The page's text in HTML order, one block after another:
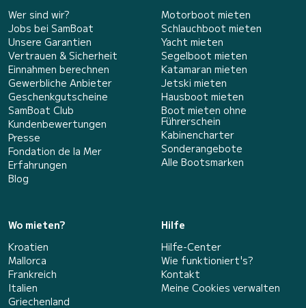
Wer sind wir?
Jobs bei SamBoat
Unsere Garantien
Vertrauen & Sicherheit
Einnahmen berechnen
Gewerbliche Anbieter
Geschenkgutscheine
SamBoat Club
Kundenbewertungen
Presse
Fondation de la Mer
Erfahrungen
Blog
Motorboot mieten
Schlauchboot mieten
Yacht mieten
Segelboot mieten
Katamaran mieten
Jetski mieten
Hausboot mieten
Boot mieten ohne
Führerschein
Kabinencharter
Sonderangebote
Alle Bootsmarken
Wo mieten?
Kroatien
Mallorca
Frankreich
Italien
Griechenland
Hilfe
Hilfe-Center
Wie funktioniert's?
Kontakt
Meine Cookies verwalten